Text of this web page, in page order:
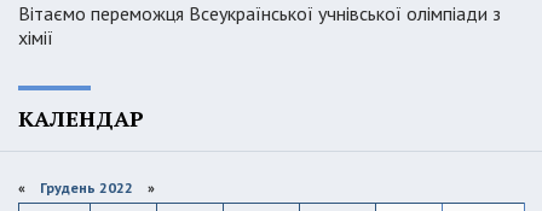
Вітаємо переможця Всеукраїнської учнівської олімпіади з
хімії
КАЛЕНДАР
« Грудень 2022 »